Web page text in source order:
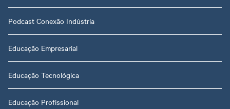
Podcast Conexão Indústria
Educação Empresarial
Educação Tecnológica
Educação Profissional